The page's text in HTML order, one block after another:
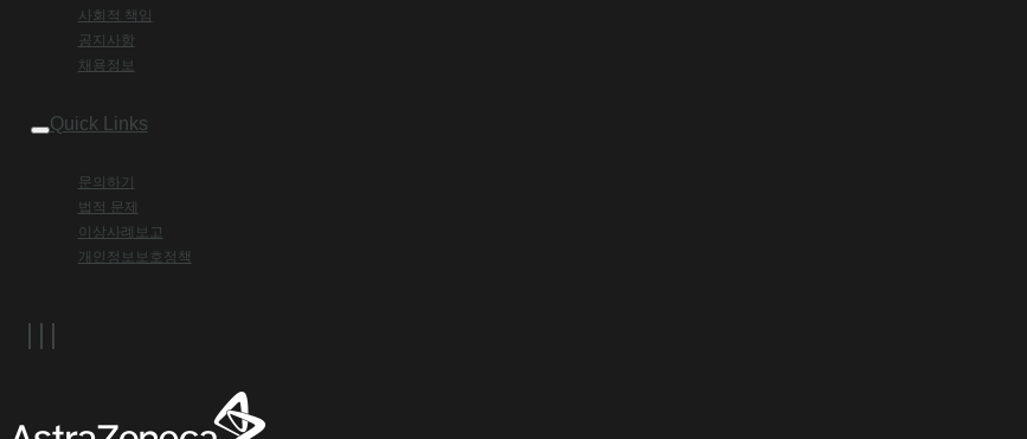
사회적 책임
공지사항
채용정보
Quick Links
문의하기
법적 문제
이상사례보고
개인정보보호정책